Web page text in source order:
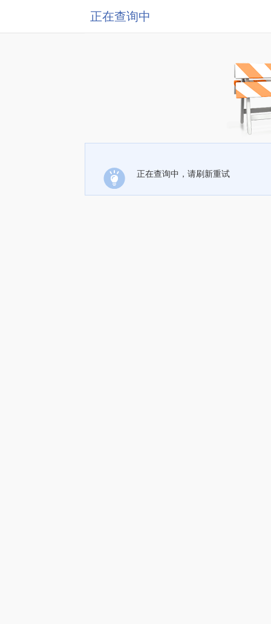
正在查询中
正在查询中，请刷新重试